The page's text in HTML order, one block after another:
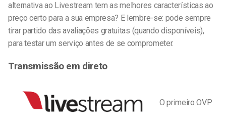
alternativa ao Livestream tem as melhores características ao
preço certo para a sua empresa? E lembre-se: pode sempre
tirar partido das avaliações gratuitas (quando disponíveis),
para testar um serviço antes de se comprometer.
Transmissão em direto
O primeiro OVP